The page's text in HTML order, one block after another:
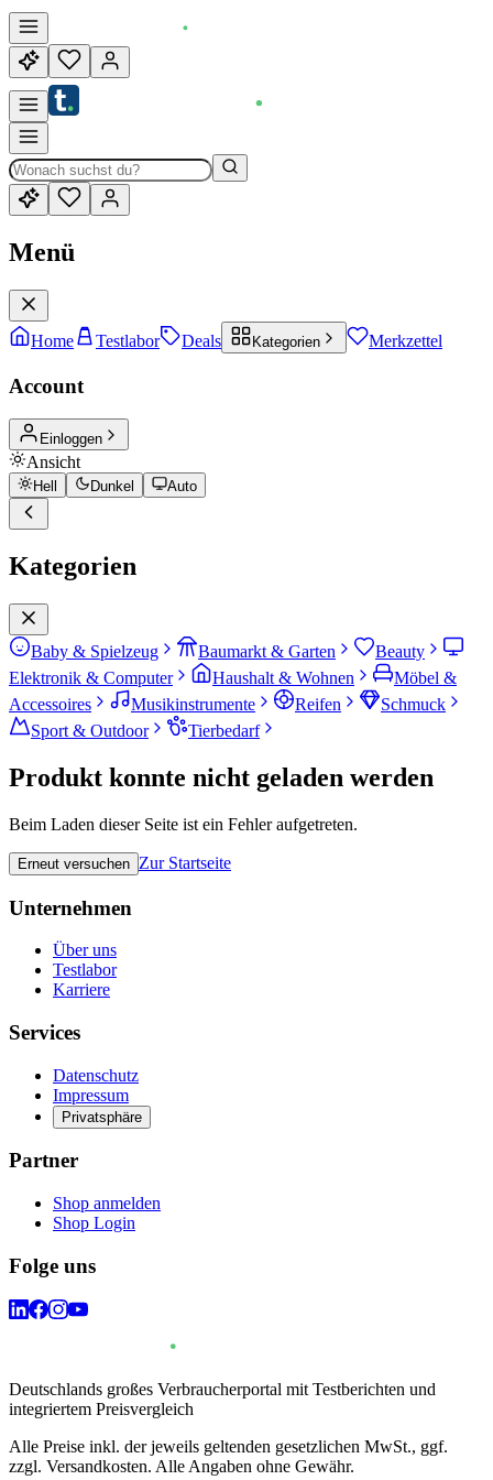
Menü
Home Testlabor Deals Kategorien Merkzettel
Account
Einloggen
Ansicht
Hell Dunkel Auto
Kategorien
Baby & Spielzeug Baumarkt & Garten
Beauty
Elektronik & Computer
Haushalt & Wohnen
Möbel &
Accessoires
Musikinstrumente Reifen
Schmuck
Sport & Outdoor
Tierbedarf
Produkt konnte nicht geladen werden
Beim Laden dieser Seite ist ein Fehler aufgetreten.
Erneut versuchen Zur Startseite
Unternehmen
Über uns
Testlabor
Karriere
Services
Datenschutz
Impressum
Privatsphäre
Partner
Shop anmelden
Shop Login
Folge uns
Deutschlands großes Verbraucherportal mit Testberichten und
integriertem Preisvergleich
Alle Preise inkl. der jeweils geltenden gesetzlichen MwSt., ggf.
zzgl. Versandkosten. Alle Angaben ohne Gewähr.